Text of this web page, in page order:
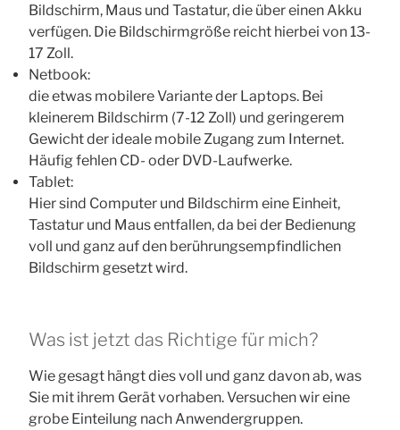
Bildschirm, Maus und Tastatur, die über einen Akku
verfügen. Die Bildschirmgröße reicht hierbei von 13-
17 Zoll.
Netbook:
die etwas mobilere Variante der Laptops. Bei
kleinerem Bildschirm (7-12 Zoll) und geringerem
Gewicht der ideale mobile Zugang zum Internet.
Häufig fehlen CD- oder DVD-Laufwerke.
Tablet:
Hier sind Computer und Bildschirm eine Einheit,
Tastatur und Maus entfallen, da bei der Bedienung
voll und ganz auf den berührungsempfindlichen
Bildschirm gesetzt wird.
Was ist jetzt das Richtige für mich?
Wie gesagt hängt dies voll und ganz davon ab, was
Sie mit ihrem Gerät vorhaben. Versuchen wir eine
grobe Einteilung nach Anwendergruppen.